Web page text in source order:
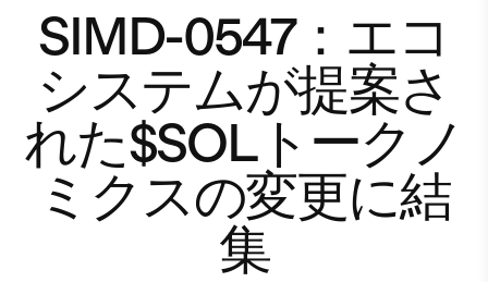
SIMD-0547：エコ
システムが提案さ
れた$SOLトークノ
ミクスの変更に結
集